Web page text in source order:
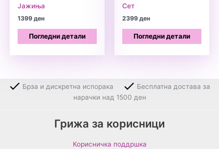
Јажиња
1399ден
Погледни детали
Сет
2399ден
Погледни детали
Брза и дискретна испорака
Бесплатна достава за
нарачки над 1500 ден
Грижа за корисници
Корисничка поддршка